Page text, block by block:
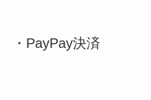
・PayPay決済